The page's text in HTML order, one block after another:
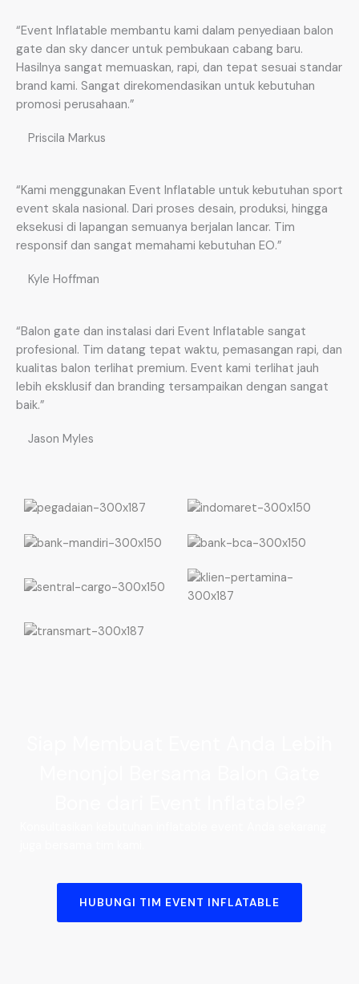
“Event Inflatable membantu kami dalam penyediaan balon
gate dan sky dancer untuk pembukaan cabang baru.
Hasilnya sangat memuaskan, rapi, dan tepat sesuai standar
brand kami. Sangat direkomendasikan untuk kebutuhan
promosi perusahaan.”
Priscila Markus
“Kami menggunakan Event Inflatable untuk kebutuhan sport
event skala nasional. Dari proses desain, produksi, hingga
eksekusi di lapangan semuanya berjalan lancar. Tim
responsif dan sangat memahami kebutuhan EO.”
Kyle Hoffman
“Balon gate dan instalasi dari Event Inflatable sangat
profesional. Tim datang tepat waktu, pemasangan rapi, dan
kualitas balon terlihat premium. Event kami terlihat jauh
lebih eksklusif dan branding tersampaikan dengan sangat
baik.”
Jason Myles
HUBUNGI TIM EVENT INFLATABLE